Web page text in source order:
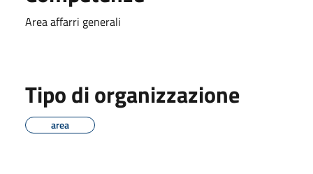
Area affarri generali
Tipo di organizzazione
area